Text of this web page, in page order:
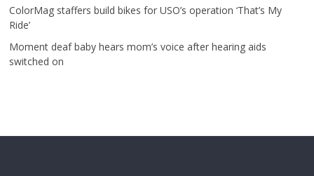
ColorMag staffers build bikes for USO’s operation ‘That’s My
Ride’
Moment deaf baby hears mom’s voice after hearing aids
switched on